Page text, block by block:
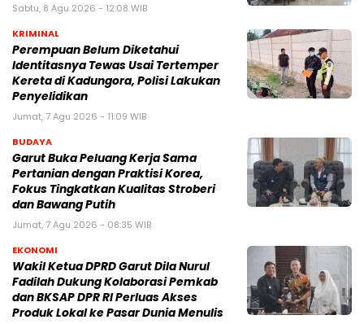
Sabtu, 8 Agu 2026 - 12:08 WIB
KRIMINAL
Perempuan Belum Diketahui
Identitasnya Tewas Usai Tertemper
Kereta di Kadungora, Polisi Lakukan
Penyelidikan
Jumat, 7 Agu 2026 - 11:09 WIB
BUDAYA
Garut Buka Peluang Kerja Sama
Pertanian dengan Praktisi Korea,
Fokus Tingkatkan Kualitas Stroberi
dan Bawang Putih
Jumat, 7 Agu 2026 - 08:35 WIB
EKONOMI
Wakil Ketua DPRD Garut Dila Nurul
Fadilah Dukung Kolaborasi Pemkab
dan BKSAP DPR RI Perluas Akses
Produk Lokal ke Pasar Dunia Menulis